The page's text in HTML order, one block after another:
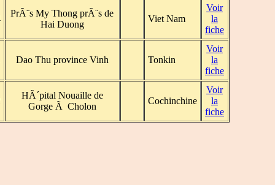
PrÃ¨s My Thong prÃ¨s de
Hai Duong
Viet Nam
Voir
la
fiche
Dao Thu province Vinh Tonkin
Voir
la
fiche
HÃ´pital Nouaille de
Gorge Ã Cholon
Cochinchine
Voir
la
fiche